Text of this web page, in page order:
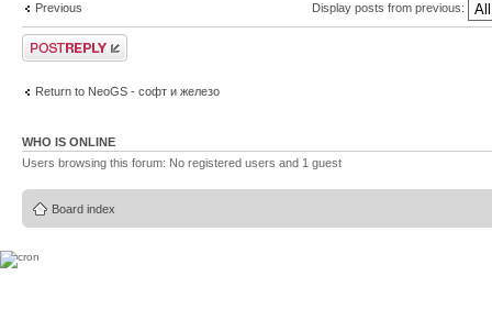
Previous Display posts from previous:
Post a reply
Return to NeoGS - софт и железо
WHO IS ONLINE
Users browsing this forum: No registered users and 1 guest
Board index